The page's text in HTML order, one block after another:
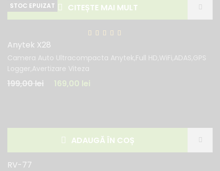
CITEȘTE MAI MULT
Anytek X28
Camera Auto Ultracompacta Anytek,Full HD,WiFi,ADAS,GPS
Logger,Avertizare Viteza
199,00lei 169,00 lei
ADAUGĂ ÎN COȘ
RV-77